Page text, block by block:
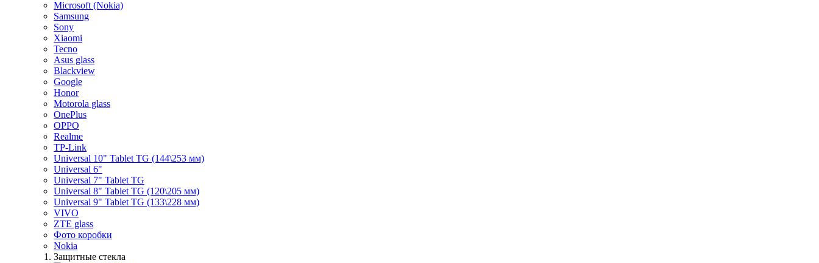
Microsoft (Nokia)
Samsung
Sony
Xiaomi
Tecno
Asus glass
Blackview
Google
Honor
Motorola glass
OnePlus
OPPO
Realme
TP-Link
Universal 10" Tablet TG (144\253 мм)
Universal 6"
Universal 7" Tablet TG
Universal 8" Tablet TG (120\205 мм)
Universal 9" Tablet TG (133\228 мм)
VIVO
ZTE glass
Фото коробки
Nokia
Защитные стекла